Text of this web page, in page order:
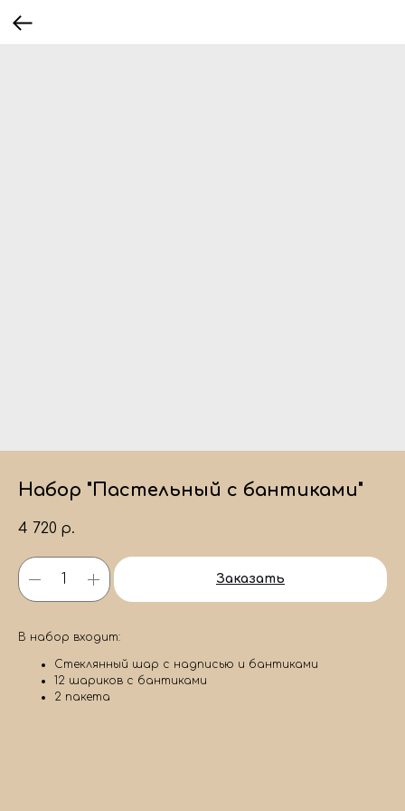
Набор "Пастельный с бантиками"
4 720 р.
Заказать
В набор входит:
Стеклянный шар с надписью и бантиками
12 шариков с бантиками
2 пакета